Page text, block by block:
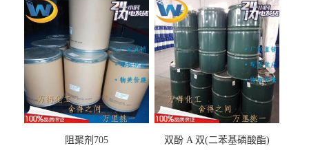
阻聚剂705 双酚 A 双(二苯基磷酸酯)